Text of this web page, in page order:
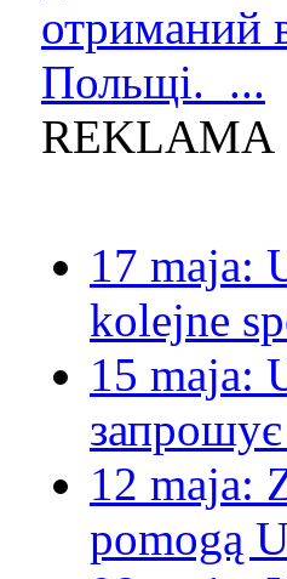
отриманий
Польщі. ...
REKLAMA
17 maja:
kolejne
15 maja:
12 maja:
pomogą